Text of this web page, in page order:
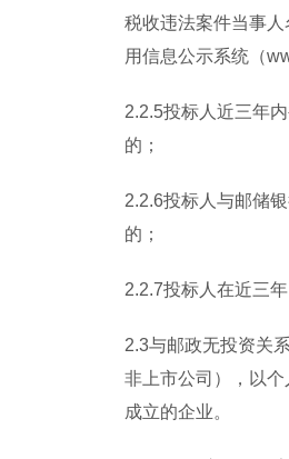
税收违法案件当事
用信息公示系统（
2.2.5投标人近三年
的；
2.2.6投标人与邮储
的；
2.2.7投标人在近三
2.3与邮政无投资关
非上市公司），以
成立的企业。